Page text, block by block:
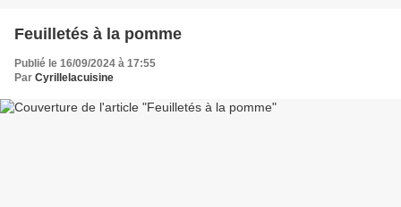
Feuilletés à la pomme
Publié le 16/09/2024 à 17:55
Par Cyrillelacuisine